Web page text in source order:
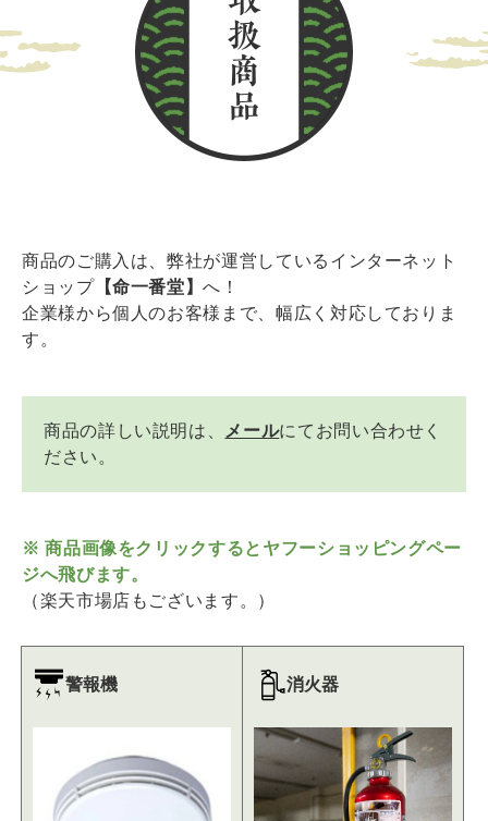
商品のご購入は、弊社が運営しているインターネット
ショップ【命一番堂】へ！
企業様から個人のお客様まで、幅広く対応しておりま
す。
商品の詳しい説明は、 メールにてお問い合わせく
ださい。
※ 商品画像をクリックするとヤフーショッピングペー
ジへ飛びます。
（楽天市場店もございます。）
警報機 消火器